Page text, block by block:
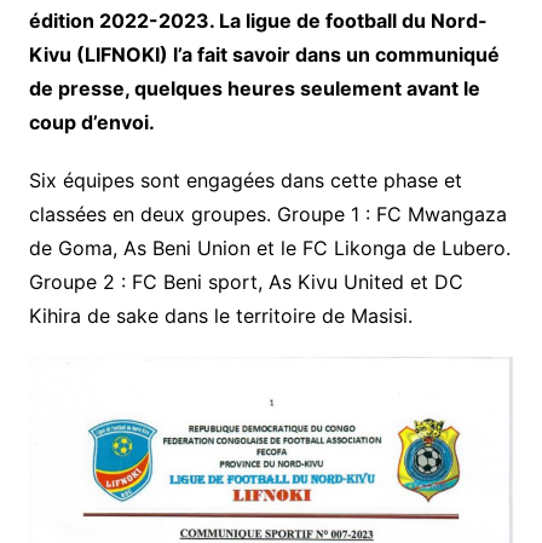
édition 2022-2023. La ligue de football du Nord-
Kivu (LIFNOKI) l’a fait savoir dans un communiqué
de presse, quelques heures seulement avant le
coup d’envoi.
Six équipes sont engagées dans cette phase et
classées en deux groupes. Groupe 1 : FC Mwangaza
de Goma, As Beni Union et le FC Likonga de Lubero.
Groupe 2 : FC Beni sport, As Kivu United et DC
Kihira de sake dans le territoire de Masisi.